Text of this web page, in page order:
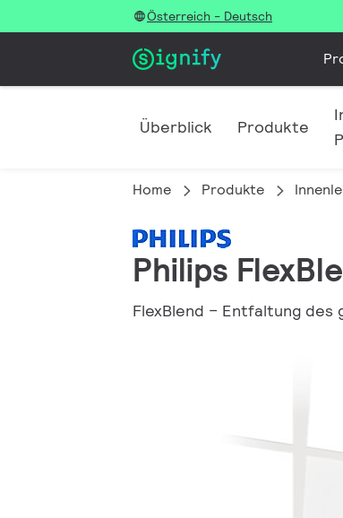
Österreich - Deutsch
Überblick Produkte
Home Produkte
Philips
FlexBlend – Entfaltung des